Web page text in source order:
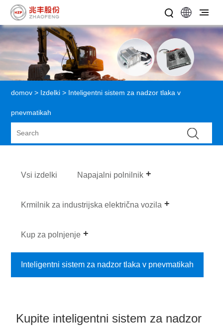
domov > Izdelki > Inteligentni sistem za nadzor tlaka v
pnevmatikah
Vsi izdelki Napajalni polnilnik
Krmilnik za industrijska električna vozila
Kup za polnjenje
Inteligentni sistem za nadzor tlaka v pnevmatikah
Kupite inteligentni sistem za nadzor